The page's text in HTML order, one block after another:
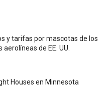
y tarifas por mascotas de los
de EE. UU.
Houses en Minnesota